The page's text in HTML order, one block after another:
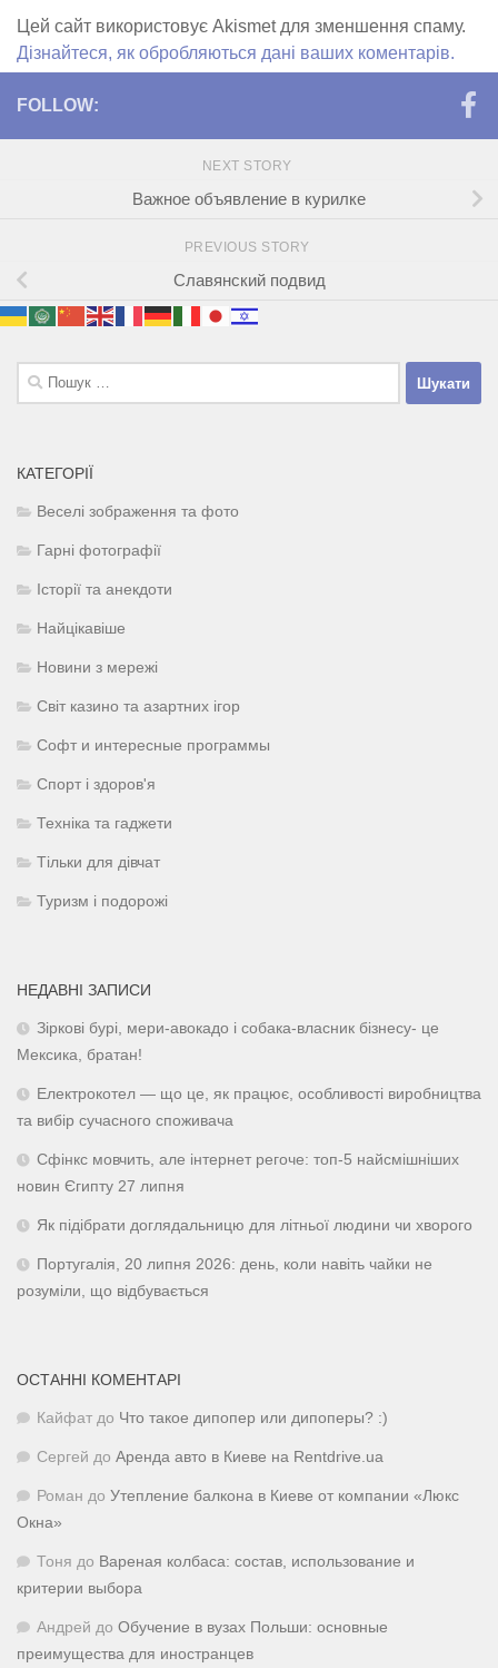
Цей сайт використовує Akismet для зменшення спаму.
Дізнайтеся, як обробляються дані ваших коментарів.
FOLLOW:
NEXT STORY
Важное объявление в курилке
PREVIOUS STORY
Славянский подвид
Пошук:
КАТЕГОРІЇ
Веселі зображення та фото
Гарні фотографії
Історії та анекдоти
Найцікавіше
Новини з мережі
Світ казино та азартних ігор
Софт и интересные программы
Спорт і здоров'я
Техніка та гаджети
Тільки для дівчат
Туризм і подорожі
НЕДАВНІ ЗАПИСИ
Зіркові бурі, мери-авокадо і собака-власник бізнесу- це
Мексика, братан!
Електрокотел — що це, як працює, особливості виробництва
та вибір сучасного споживача
Сфінкс мовчить, але інтернет регоче: топ-5 найсмішніших
новин Єгипту 27 липня
Як підібрати доглядальницю для літньої людини чи хворого
Португалія, 20 липня 2026: день, коли навіть чайки не
розуміли, що відбувається
ОСТАННІ КОМЕНТАРІ
Кайфат до Что такое дипопер или дипоперы? :)
Сергей до Аренда авто в Киеве на Rentdrive.ua
Роман до Утепление балкона в Киеве от компании «Люкс
Окна»
Тоня до Вареная колбаса: состав, использование и
критерии выбора
Андрей до Обучение в вузах Польши: основные
преимущества для иностранцев